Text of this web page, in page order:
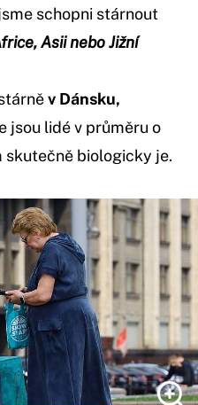
schopni stárnout
Asii nebo Jižní
v Dánsku,
jsou lidé v průměru o
skutečně biologicky je.